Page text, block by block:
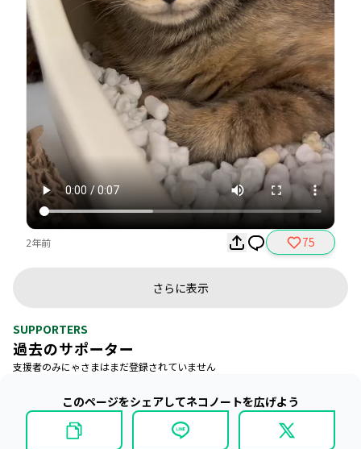
2年前 75
さらに表示
SUPPORTERS
過去のサポーター
支援者のみにゃさまはまだ登録されていません
このページをシェアしてネコノートを広げよう